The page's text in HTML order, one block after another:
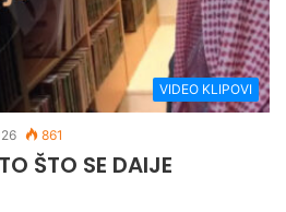
VIDEO KLIPOVI
861
ŠTO SE DAIJE